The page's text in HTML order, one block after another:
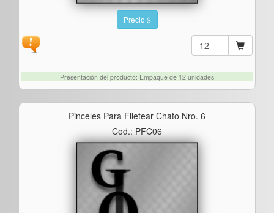
Precio $
Presentación del producto: Empaque de 12 unidades
Pinceles Para Filetear Chato Nro. 6
Cod.: PFC06